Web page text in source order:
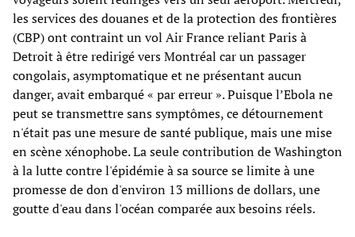
les services des douanes et de la protection des frontières
(CBP) ont contraint un vol Air France reliant Paris à
Detroit à être redirigé vers Montréal car un passager
congolais, asymptomatique et ne présentant aucun
danger, avait embarqué « par erreur ». Puisque l’Ebola ne
peut se transmettre sans symptômes, ce détournement
n'était pas une mesure de santé publique, mais une mise
en scène xénophobe. La seule contribution de Washington
à la lutte contre l'épidémie à sa source se limite à une
promesse de don d'environ 13 millions de dollars, une
goutte d'eau dans l'océan comparée aux besoins réels.